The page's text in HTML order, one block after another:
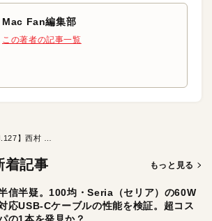
Mac Fan編集部
この著者の記事一覧
着記事 もっと見る
信半疑。100均・Seria（セリア）の60W
応USB-Cケーブルの性能を検証。超コス